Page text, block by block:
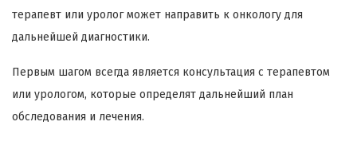
терапевт или уролог может направить к онкологу для
дальнейшей диагностики.
Первым шагом всегда является консультация с терапевтом
или урологом, которые определят дальнейший план
обследования и лечения.